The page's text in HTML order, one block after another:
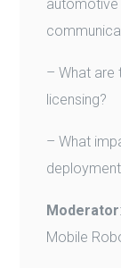
automotive
– What are
licensing?
– What
Moderator
Mobile